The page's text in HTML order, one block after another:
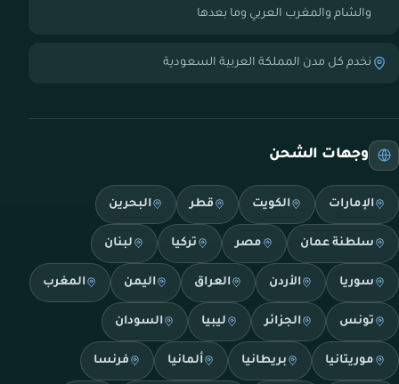
والشام والمغرب العربي وما بعدها
نخدم كل مدن المملكة العربية السعودية
وجهات الشحن
الإمارات الكويت قطر البحرين
سلطنة عمان مصر تركيا لبنان
سوريا الأردن العراق اليمن المغرب
تونس الجزائر ليبيا السودان
موريتانيا بريطانيا ألمانيا فرنسا